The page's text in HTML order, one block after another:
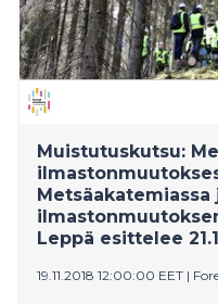
Muistutuskutsu:
Leppä esittelee
19.11.2018 12:00:00 EET |